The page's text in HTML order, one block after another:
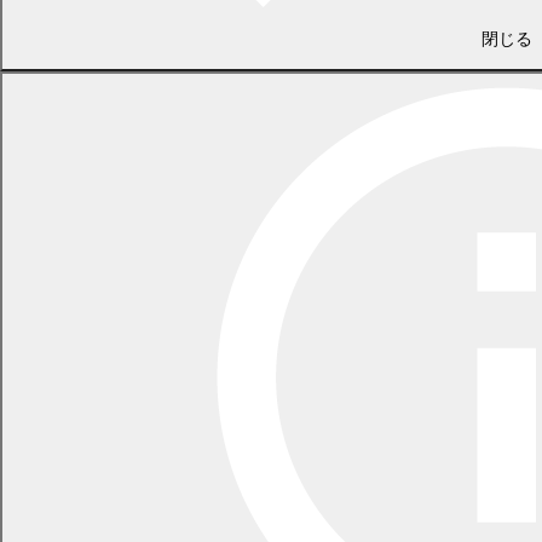
閉じる
民や利用者の代表11人で構成され、専門的な調査や検討を行いま
す。